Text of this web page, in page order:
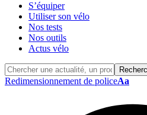
S’équiper
Utiliser son vélo
Nos tests
Nos outils
Actus vélo
Redimensionnement de policeAa